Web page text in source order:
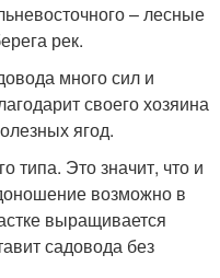
– лесные
рек.
много сил и
своего хозяина
ягод.
типа. Это значит, что и
возможно в
выращивается
садовода без